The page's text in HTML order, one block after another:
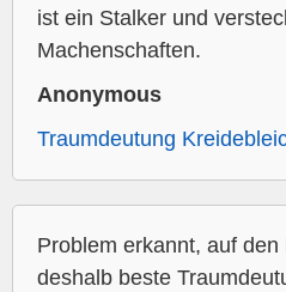
ist ein Stalker und
Machenschaften.
Anonymous
Traumdeutung
Problem erkannt, auf
deshalb beste